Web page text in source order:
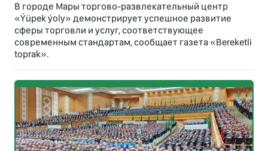
В городе Мары торгово-развлекательный центр
«Ýüpek ýoly» демонстрирует успешное развитие
сферы торговли и услуг, соответствующее
современным стандартам, сообщает газета «Bereketli
toprak».